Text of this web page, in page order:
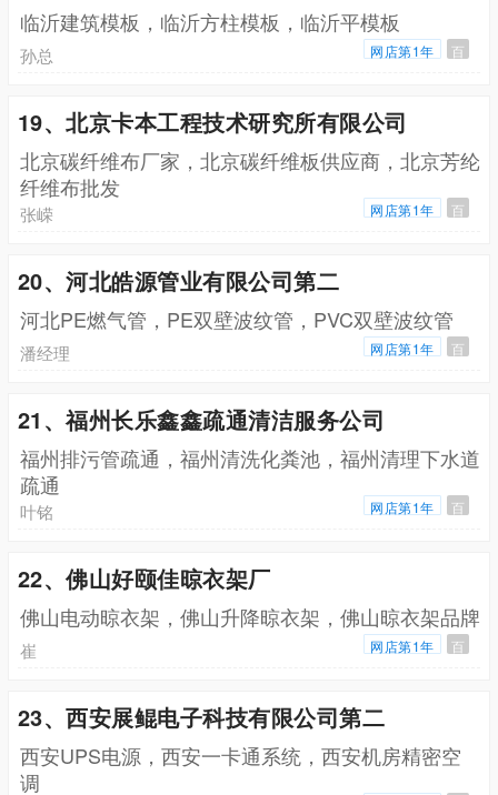
临沂建筑模板，临沂方柱模板，临沂平模板
孙总 网店第1年 百
19、北京卡本工程技术研究所有限公司
北京碳纤维布厂家，北京碳纤维板供应商，北京芳纶
纤维布批发
张嵘 网店第1年 百
20、河北皓源管业有限公司第二
河北PE燃气管，PE双壁波纹管，PVC双壁波纹管
潘经理 网店第1年 百
21、福州长乐鑫鑫疏通清洁服务公司
福州排污管疏通，福州清洗化粪池，福州清理下水道
疏通
叶铭 网店第1年 百
22、佛山好颐佳晾衣架厂
佛山电动晾衣架，佛山升降晾衣架，佛山晾衣架品牌
崔 网店第1年 百
23、西安展鲲电子科技有限公司第二
西安UPS电源，西安一卡通系统，西安机房精密空
调